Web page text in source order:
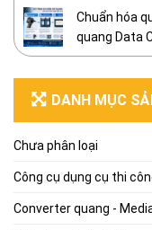
Chuẩn hóa
quang Data
DANH MỤC
Chưa phân loại
Công cụ dụng cụ thi
Converter quang -